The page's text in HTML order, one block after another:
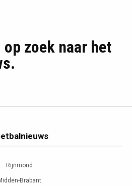
zoek naar het
Rijnmond
Brabant